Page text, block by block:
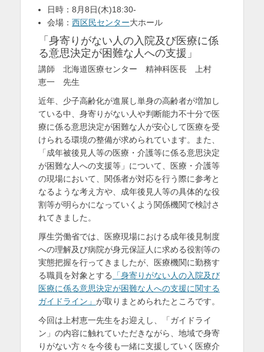
日時：8月8日(木)18:30-
会場： 西区民センター大ホール
「身寄りがない人の入院及び医療に係
る意思決定が困難な人への支援」
講師 北海道医療センター 精神科医長 上村
恵一 先生
近年、少子高齢化が進展し単身の高齢者が増加し
ている中、身寄りがない人や判断能力不十分で医
療に係る意思決定が困難な人が安心して医療を受
けられる環境の整備が求められています。また、
「成年被後見人等の医療・介護等に係る意思決定
が困難な人への支援等」について、医療・介護等
の現場において、関係者が対応を行う際に参考と
なるような考え方や、成年後見人等の具体的な役
割等が明らかになっていくよう関係機関で検討さ
れてきました。
厚生労働省では、医療現場における成年後見制度
への理解及び病院が身元保証人に求める役割等の
実態把握を行ってきましたが、医療機関に勤務す
る職員を対象とする
「身寄りがない人の入院及び
医療に係る意思決定が困難な人への支援に関する
ガイドライン」 が取りまとめられたところです。
今回は上村恵一先生をお迎えし、「ガイドライ
ン」の内容に触れていただきながら、地域で身寄
りがない方々を今後も一緒に支援していく医療介